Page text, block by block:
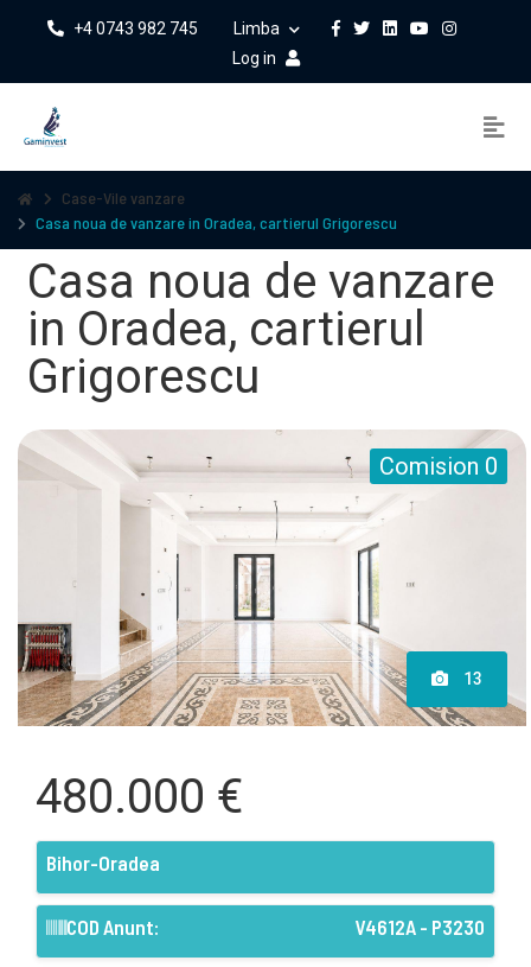
+4 0743 982 745
Limba
Log in
Case-Vile vanzare
Casa noua de vanzare in Oradea, cartierul Grigorescu
Casa noua de vanzare
in Oradea, cartierul
Grigorescu
Comision 0
13
480.000 €
Bihor-Oradea
COD Anunt: V4612A - P3230